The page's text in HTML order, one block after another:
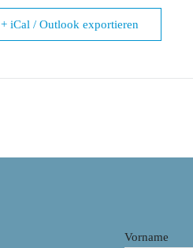
+ iCal / Outlook exportieren
Vorname